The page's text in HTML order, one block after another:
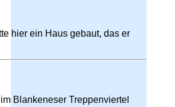
hier ein Haus gebaut, das er
im Blankeneser Treppenviertel